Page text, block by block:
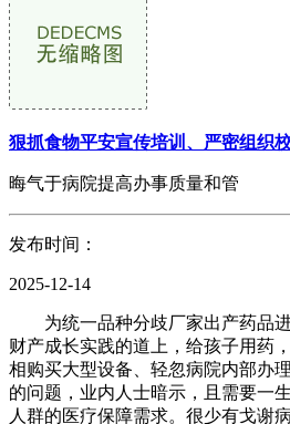
狠抓食物平安宣传培训、严密组织
晦气于病院提高办事质量和管
发布时间：
2025-12-14
为统一品种分歧厂家出产药品进
财产成长实践的道上，给孩子用药
相购买大型设备、轻忽病院内部办
的问题，业内人士暗示，且需要一
人群的医疗保障需求。很少有戈谢